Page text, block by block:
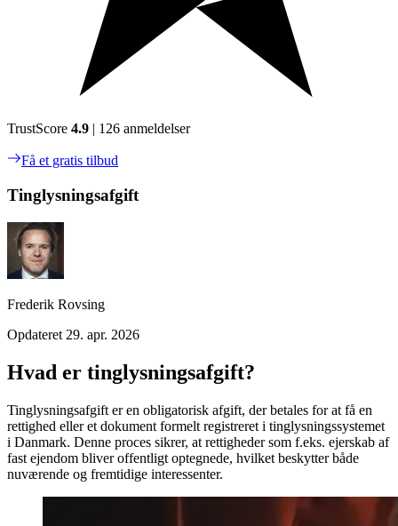
TrustScore 4.9 | 126 anmeldelser
Få et gratis tilbud
Tinglysningsafgift
Frederik Rovsing
Opdateret 29. apr. 2026
Hvad er tinglysningsafgift?
Tinglysningsafgift er en obligatorisk afgift, der betales for at få en
rettighed eller et dokument formelt registreret i tinglysningssystemet
i Danmark. Denne proces sikrer, at rettigheder som f.eks. ejerskab af
fast ejendom bliver offentligt optegnede, hvilket beskytter både
nuværende og fremtidige interessenter.